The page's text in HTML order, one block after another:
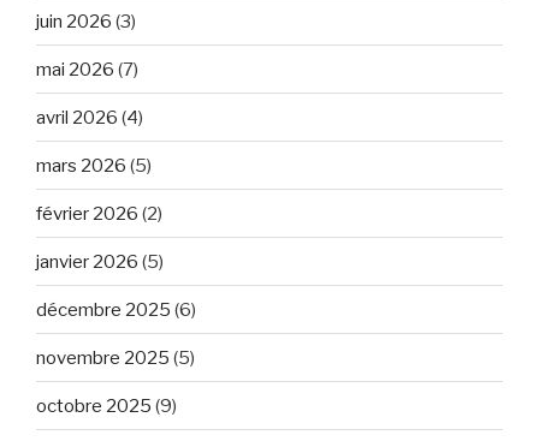
juin 2026 (3)
mai 2026 (7)
avril 2026 (4)
mars 2026 (5)
février 2026 (2)
janvier 2026 (5)
décembre 2025 (6)
novembre 2025 (5)
octobre 2025 (9)